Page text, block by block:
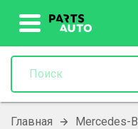
Главная Mercedes-